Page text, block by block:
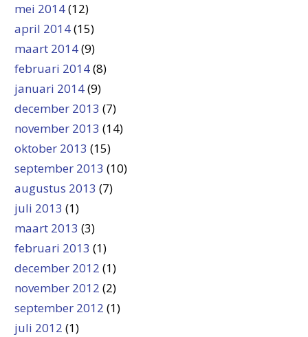
mei 2014(12)
april 2014(15)
maart 2014(9)
februari 2014(8)
januari 2014(9)
december 2013 (7)
november 2013 (14)
oktober 2013 (15)
september 2013 (10)
augustus 2013 (7)
juli 2013 (1)
maart 2013 (3)
februari 2013 (1)
december 2012 (1)
november 2012 (2)
september 2012 (1)
juli 2012 (1)